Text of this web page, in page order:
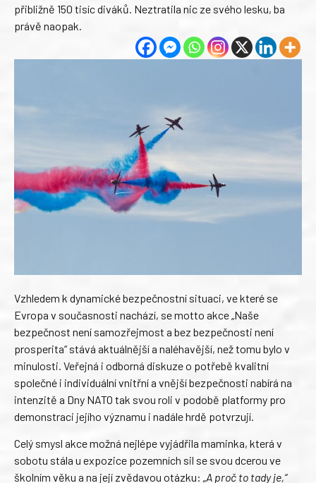
přibližně 150 tisíc diváků. Neztratila nic ze svého lesku, ba
právě naopak.
Vzhledem k dynamické bezpečnostní situaci, ve které se
Evropa v současnosti nachází, se motto akce „Naše
bezpečnost není samozřejmost a bez bezpečnosti není
prosperita“ stává aktuálnější a naléhavější, než tomu bylo v
minulosti. Veřejná i odborná diskuze o potřebě kvalitní
společné i individuální vnitřní a vnější bezpečnosti nabírá na
intenzitě a Dny NATO tak svou roli v podobě platformy pro
demonstraci jejího významu i nadále hrdě potvrzují.
Celý smysl akce možná nejlépe vyjádřila maminka, která v
sobotu stála u expozice pozemních sil se svou dcerou ve
školním věku a na její zvědavou otázku: „A proč to tady je,“